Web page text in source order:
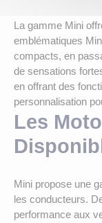
La gamme Mini
emblématiques
compacts, en
de sensations
en offrant des
personnalisation
Les
Mini propose une
les conducteurs.
performance aux